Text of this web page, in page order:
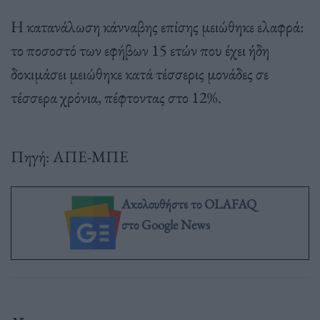
Η κατανάλωση κάνναβης επίσης μειώθηκε ελαφρά:
το ποσοστό των εφήβων 15 ετών που έχει ήδη
δοκιμάσει μειώθηκε κατά τέσσερις μονάδες σε
τέσσερα χρόνια, πέφτοντας στο 12%.
Πηγή: ΑΠΕ-ΜΠΕ
Ακολουθήστε το OLAFAQ
στο Google News